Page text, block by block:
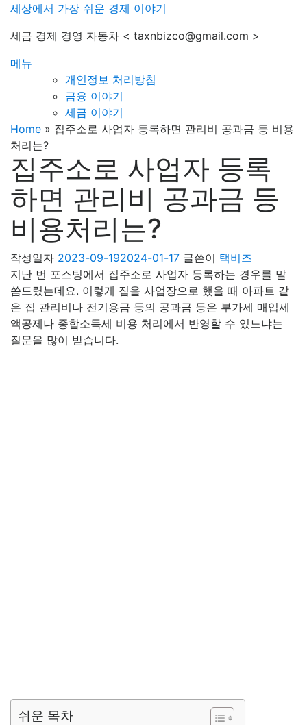
세상에서 가장 쉬운 경제 이야기
세금 경제 경영 자동차 < taxnbizco@gmail.com >
메뉴
개인정보 처리방침
금융 이야기
세금 이야기
Home » 집주소로 사업자 등록하면 관리비 공과금 등 비용
처리는?
집주소로 사업자 등록
하면 관리비 공과금 등
비용처리는?
작성일자 2023-09-192024-01-17 글쓴이 택비즈
지난 번 포스팅에서 집주소로 사업자 등록하는 경우를 말
씀드렸는데요. 이렇게 집을 사업장으로 했을 때 아파트 같
은 집 관리비나 전기용금 등의 공과금 등은 부가세 매입세
액공제나 종합소득세 비용 처리에서 반영할 수 있느냐는
질문을 많이 받습니다.
쉬운 목차